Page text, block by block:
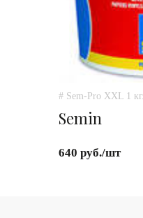
# Sem-Pro XXL 1 кг.
Semin
640 руб./шт